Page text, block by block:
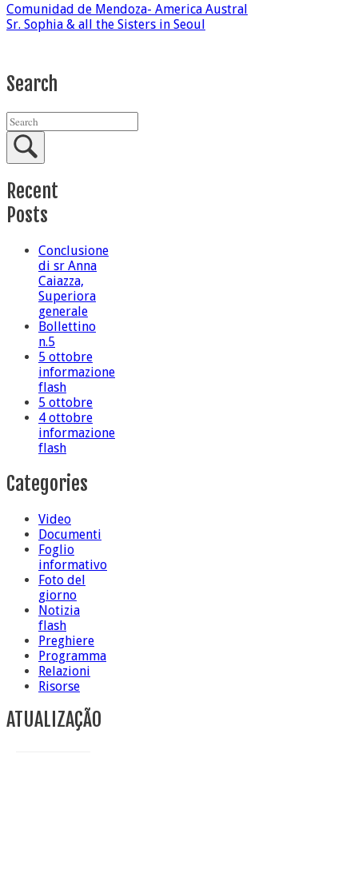
Comunidad de Mendoza- America Austral
Sr. Sophia & all the Sisters in Seoul
Search
Recent
Posts
Conclusione
di sr Anna
Caiazza,
Superiora
generale
Bollettino
n.5
5 ottobre
informazione
flash
5 ottobre
4 ottobre
informazione
flash
Categories
Video
Documenti
Foglio
informativo
Foto del
giorno
Notizia
flash
Preghiere
Programma
Relazioni
Risorse
ATUALIZAÇÃO